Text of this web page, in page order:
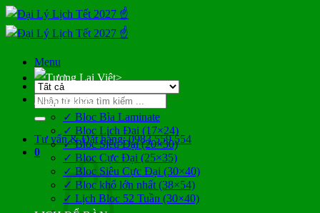
Bỏ
qua
nội
Menu
Tìm
kiếm:
Tư vấn & Đặt hàng: 0983 559 554
0
>
LỊCH BLOC
✓ Bloc Bìa Laminate
✓ Bloc Lịch Đại (17×24)
✓ Bloc Siêu Đại (20×30)
✓ Bloc Cực Đại (25×35)
✓ Bloc Siêu Cực Đại (30×40)
✓ Bloc khổ lớn nhất (38×54)
✓ Lịch Bloc 52 Tuần (30×40)